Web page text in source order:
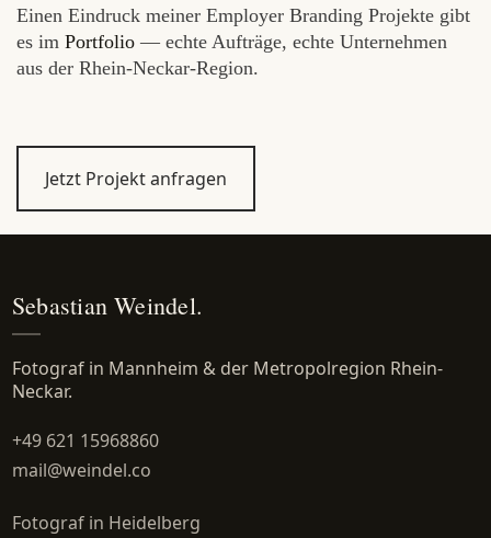
Einen Eindruck meiner Employer Branding Projekte gibt
es im Portfolio — echte Aufträge, echte Unternehmen
aus der Rhein-Neckar-Region.
Jetzt Projekt anfragen
Sebastian Weindel.
Fotograf in Mannheim & der Metropolregion Rhein-
Neckar.
+49 621 15968860
mail@weindel.co
Fotograf in Heidelberg